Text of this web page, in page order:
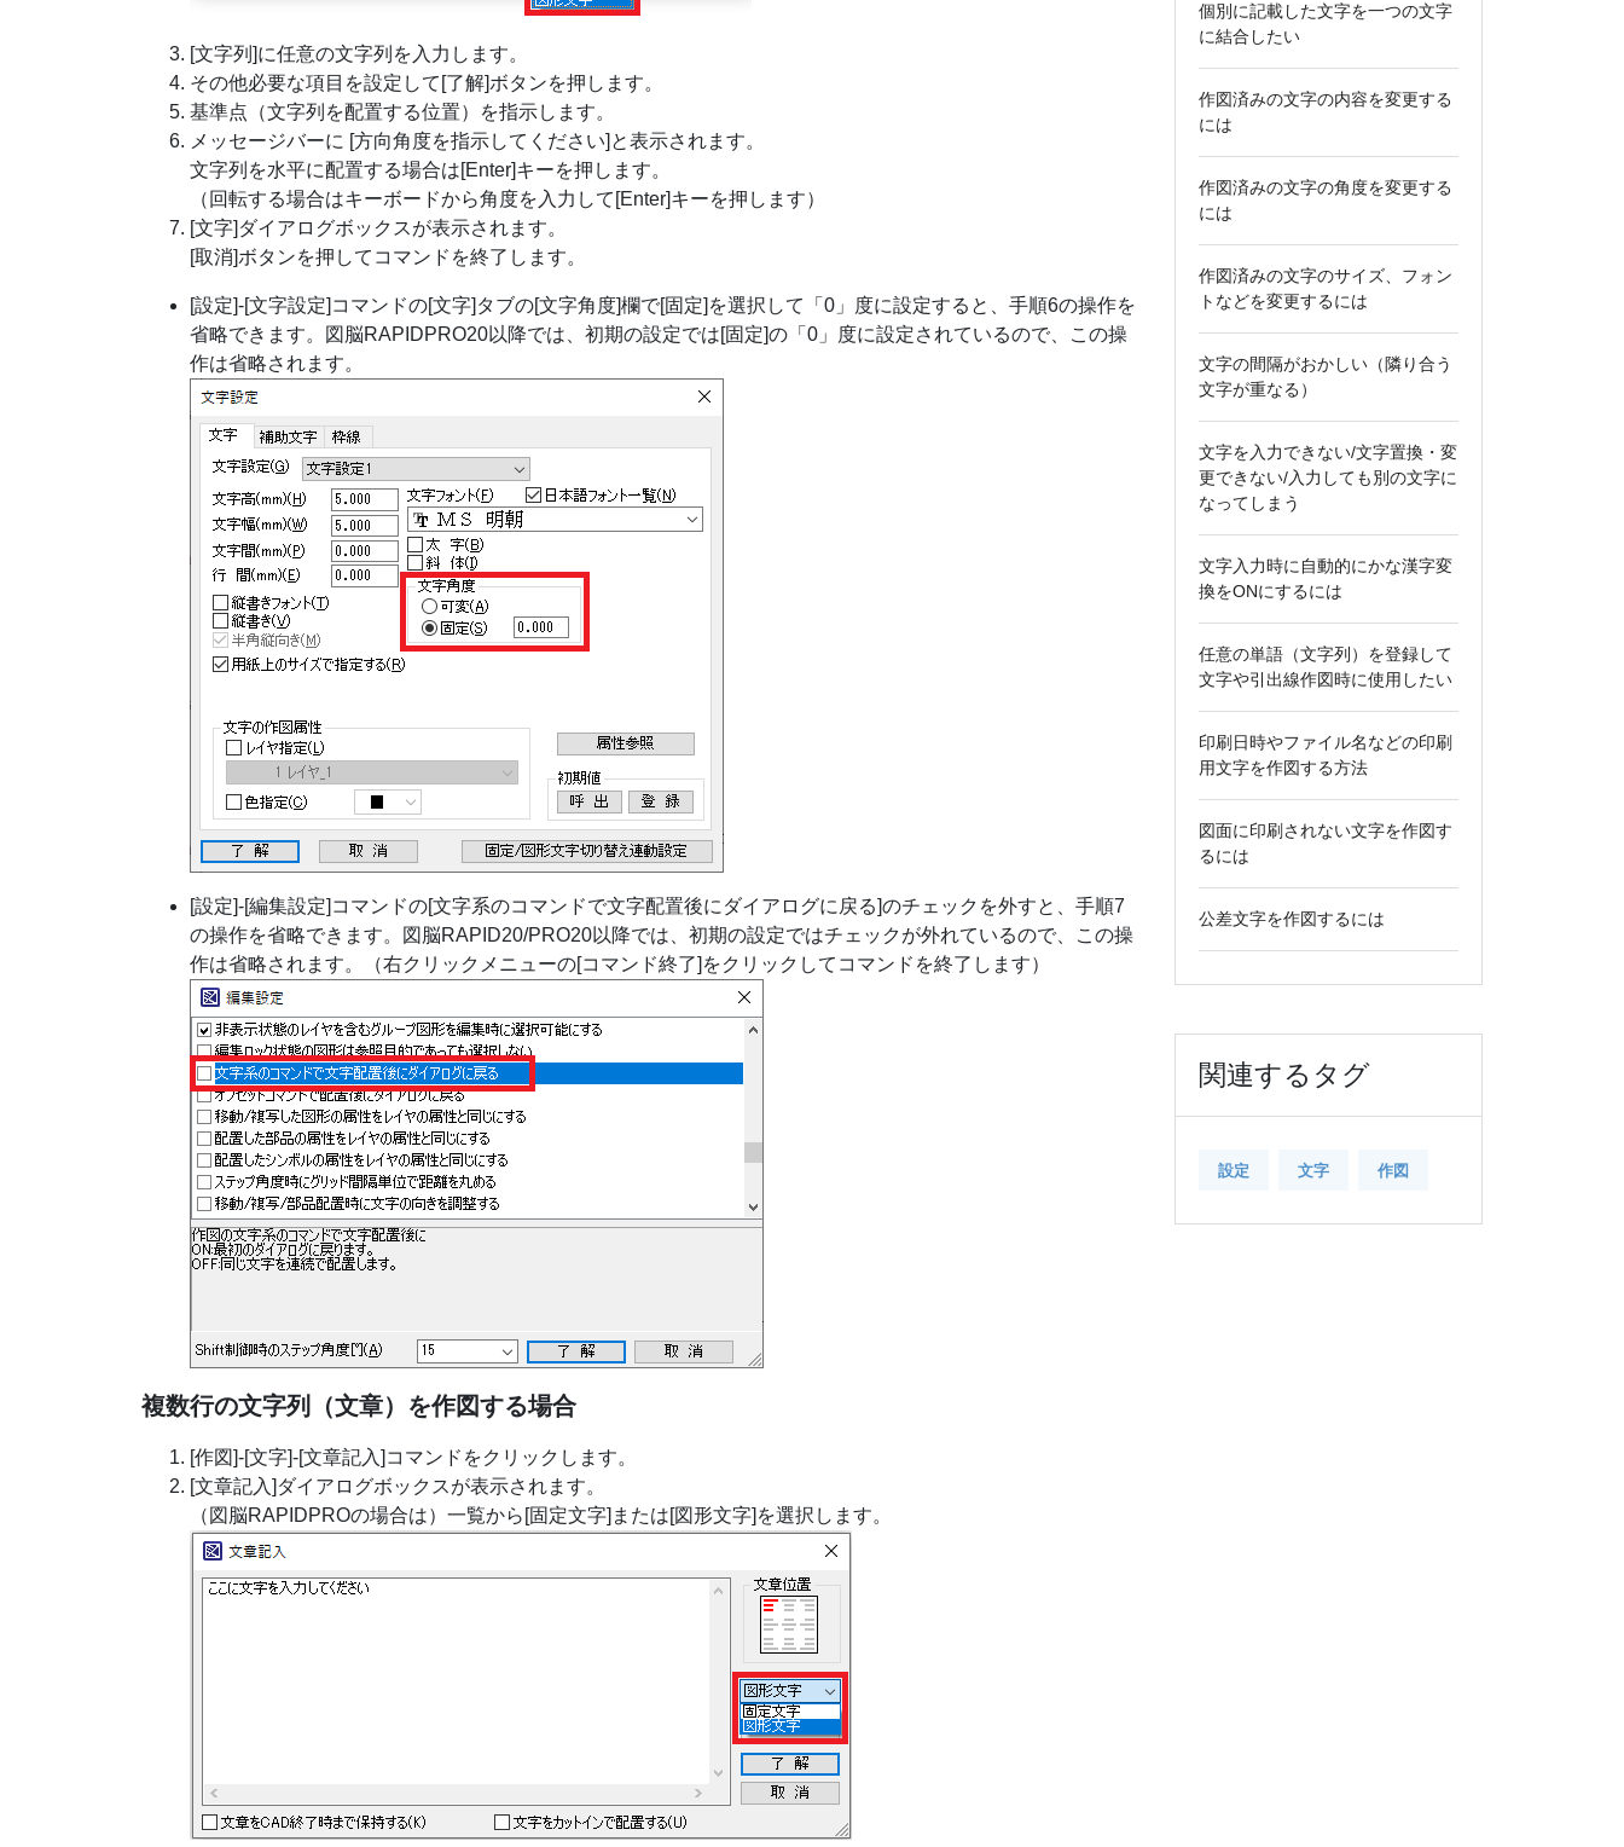
[文字列]に任意の文字列を入力します。
その他必要な項目を設定して[了解]ボタンを押します。
基準点（文字列を配置する位置）を指示します。
メッセージバーに [方向角度を指示してください]と表示されます。
文字列を水平に配置する場合は[Enter]キーを押します。
（回転する場合はキーボードから角度を入力して[Enter]キーを押します）
[文字]ダイアログボックスが表示されます。
[取消]ボタンを押してコマンドを終了します。
[設定]-[文字設定]コマンドの[文字]タブの[文字角度]欄で[固定]を選択して「0」度に設定すると、手順6の操作を
省略できます。図脳RAPIDPRO20以降では、初期の設定では[固定]の「0」度に設定されているので、この操
作は省略されます。
[設定]-[編集設定]コマンドの[文字系のコマンドで文字配置後にダイアログに戻る]のチェックを外すと、手順7
の操作を省略できます。図脳RAPID20/PRO20以降では、初期の設定ではチェックが外れているので、この操
作は省略されます。（右クリックメニューの[コマンド終了]をクリックしてコマンドを終了します）
複数行の文字列（文章）を作図する場合
[作図]-[文字]-[文章記入]コマンドをクリックします。
[文章記入]ダイアログボックスが表示されます。
（図脳RAPIDPROの場合は）一覧から[固定文字]または[図形文字]を選択します。
個別に記載した文字を一つの文字
に結合したい
作図済みの文字の内容を変更する
には
作図済みの文字の角度を変更する
には
作図済みの文字のサイズ、フォン
トなどを変更するには
文字の間隔がおかしい（隣り合う
文字が重なる）
文字を入力できない/文字置換・変
更できない/入力しても別の文字に
なってしまう
文字入力時に自動的にかな漢字変
換をONにするには
任意の単語（文字列）を登録して
文字や引出線作図時に使用したい
印刷日時やファイル名などの印刷
用文字を作図する方法
図面に印刷されない文字を作図す
るには
公差文字を作図するには
関連するタグ
設定 文字 作図